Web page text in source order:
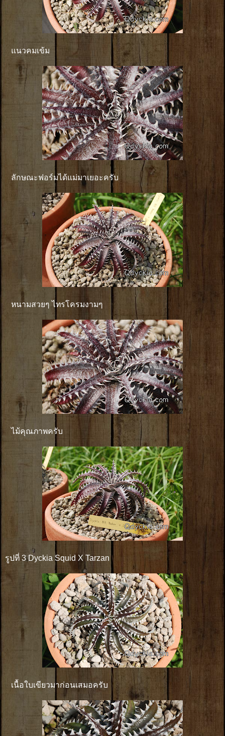
แนวคมเข้ม
ลักษณะฟอร์มได้แม่มาเยอะครับ
หนามสวยๆ ไทรโครมงามๆ
ไม้คุณภาพครับ
รูปที่ 3 Dyckia Squid X Tarzan
เนื้อใบเขียวมาก่อนเสมอครับ